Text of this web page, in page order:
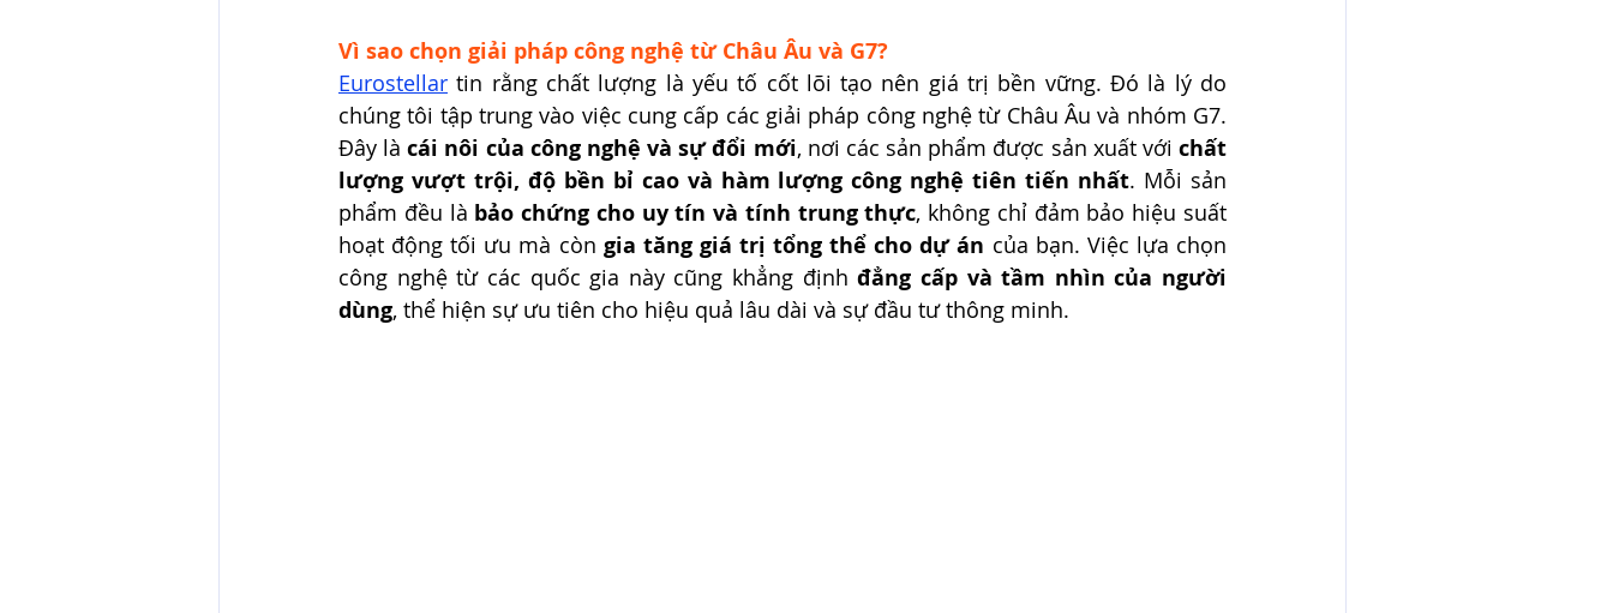
Vì sao chọn giải pháp công nghệ từ Châu Âu và G7?
Eurostellar tin rằng chất lượng là yếu tố cốt lõi tạo nên giá trị bền vững. Đó là lý do
chúng tôi tập trung vào việc cung cấp các giải pháp công nghệ từ Châu Âu và nhóm G7.
Đây là cái nôi của công nghệ và sự đổi mới, nơi các sản phẩm được sản xuất với chất
lượng vượt trội, độ bền bỉ cao và hàm lượng công nghệ tiên tiến nhất. Mỗi sản
phẩm đều là bảo chứng cho uy tín và tính trung thực, không chỉ đảm bảo hiệu suất
hoạt động tối ưu mà còn gia tăng giá trị tổng thể cho dự án của bạn. Việc lựa chọn
công nghệ từ các quốc gia này cũng khẳng định đẳng cấp và tầm nhìn của người
dùng, thể hiện sự ưu tiên cho hiệu quả lâu dài và sự đầu tư thông minh.